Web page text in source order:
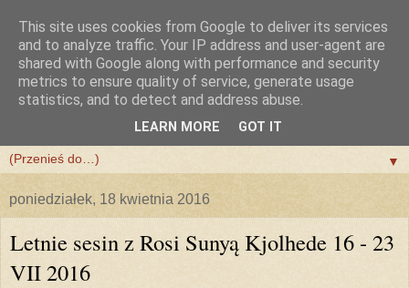
▼
poniedziałek, 18 kwietnia 2016
Letnie sesin z Rosi Sunyą Kjolhede 16 - 23
VII 2016
This site uses cookies from Google to deliver its services
and to analyze traffic. Your IP address and user-agent are
shared with Google along with performance and security
metrics to ensure quality of service, generate usage
statistics, and to detect and address abuse.
LEARN MORE GOT IT